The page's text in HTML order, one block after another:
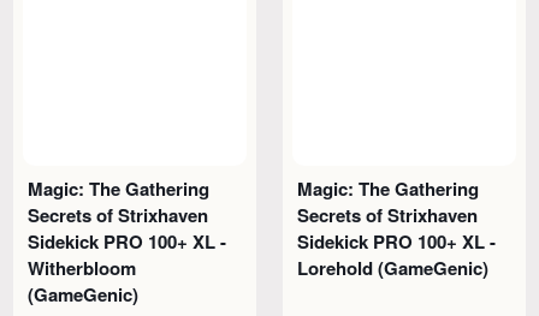
Magic: The Gathering
Secrets of Strixhaven
Sidekick PRO 100+ XL -
Witherbloom
(GameGenic)
Magic: The Gathering
Secrets of Strixhaven
Sidekick PRO 100+ XL -
Lorehold (GameGenic)